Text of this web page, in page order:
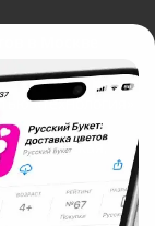
в Москве
«Технология»